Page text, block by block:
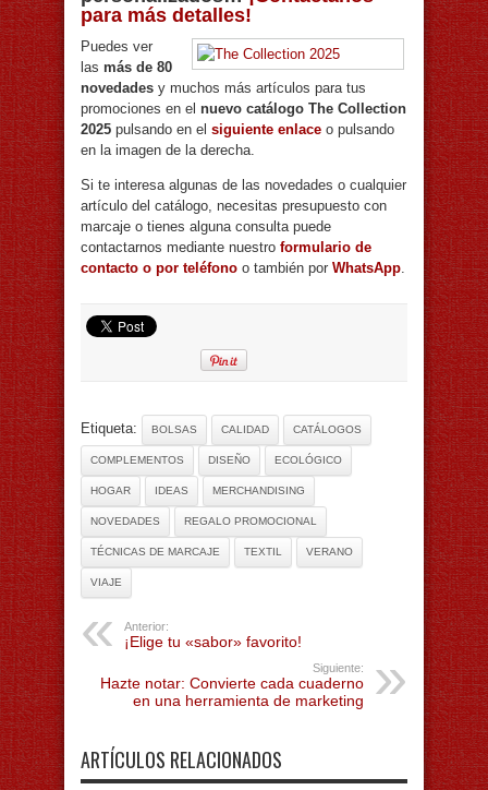
para más detalles!
Puedes ver
las más de 80
novedades y muchos más artículos para tus
promociones en el nuevo catálogo The Collection
2025 pulsando en el siguiente enlace o pulsando
en la imagen de la derecha.
Si te interesa algunas de las novedades o cualquier
artículo del catálogo, necesitas presupuesto con
marcaje o tienes alguna consulta puede
contactarnos mediante nuestro formulario de
contacto o por teléfono o también por WhatsApp
Etiqueta: BOLSAS CALIDAD CATÁLOGOS
COMPLEMENTOS DISEÑO ECOLÓGICO
HOGAR IDEAS MERCHANDISING
NOVEDADES REGALO PROMOCIONAL
TÉCNICAS DE MARCAJE TEXTIL VERANO
VIAJE
Anterior:
¡Elige tu «sabor» favorito!
Siguiente:
Hazte notar: Convierte cada cuaderno
en una herramienta de marketing
ARTÍCULOS RELACIONADOS